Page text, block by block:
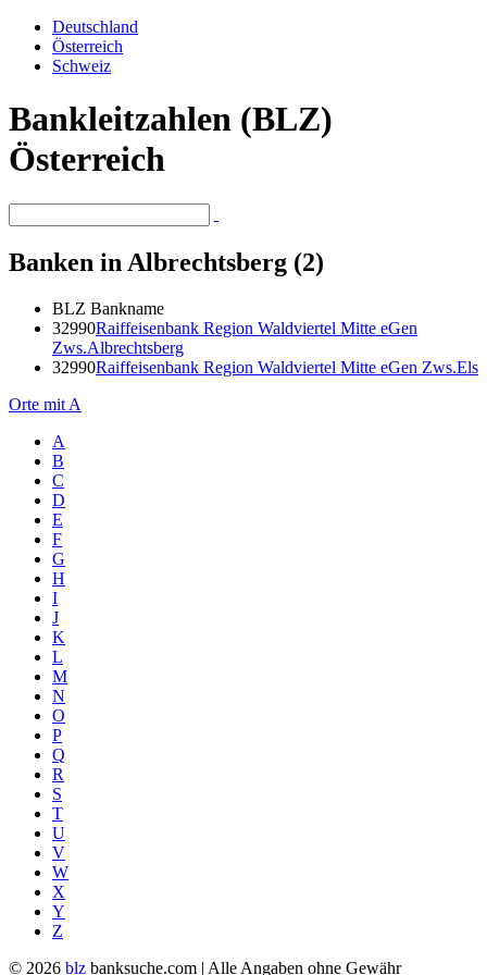
Deutschland
Österreich
Schweiz
Bankleitzahlen (BLZ)
Österreich
Banken in Albrechtsberg (2)
BLZ Bankname
32990Raiffeisenbank Region Waldviertel Mitte eGen
Zws.Albrechtsberg
32990Raiffeisenbank Region Waldviertel Mitte eGen Zws.Els
Orte mit A
A
B
C
D
E
F
G
H
I
J
K
L
M
N
O
P
Q
R
S
T
U
V
W
X
Y
Z
© 2026 blz banksuche.com | Alle Angaben ohne Gewähr